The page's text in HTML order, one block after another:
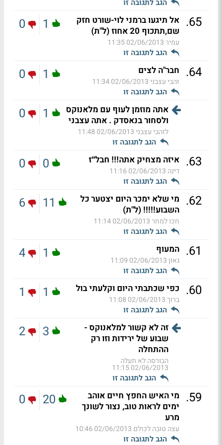
הגב לתגובה זו
65
. אל תיגעו ברמני לוי-שורט חזק
שם,תתכוף 20 אחוז (ל"ת)
עמיר02/06/2013 11:35
הגב לתגובה זו
1
0
64
. חבר"ה לצים
זהבי עצבני02/06/2013 11:34
הגב לתגובה זו
1
0
אתה מוזמן לעוף עם מלאנוקס
ולסחור בנאסדק . אתה עצבני
לזהבי עצבני02/06/2013 11:48
הגב לתגובה זו
1
0
63
. איזה מצחיק אתה!!! חבל״ז
דינה 02/06/2013 11:16
הגב לתגובה זו
0
0
62
. מי שלא ימכר היום יצטער כל
השבוע!!!!! (ל"ת)
חכו למחר02/06/2013 11:14
הגב לתגובה זו
11
6
61
. המעוף
גאון02/06/2013 11:09
הגב לתגובה זו
1
4
60
. כפי שכתבתי היום וקלעתי בול
ברוך02/06/2013 11:08
הגב לתגובה זו
1
1
זה לא קשור למלאנוקס -
שבוע של ירידות וזו רק
ההתחלה
הבורסה לא תעלה
02/06/2013 11:15
הגב לתגובה זו
3
2
59
. מי האיש החפץ חיים אוהב
ימים לראות טוב, נצור לשונך
מרע
עצה טובה לכולם 02/06/2013 10:46
הגב לתגובה זו
20
0